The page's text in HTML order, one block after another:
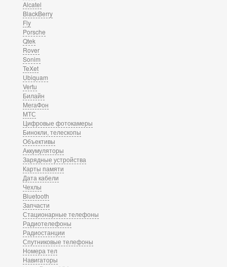
Alcatel
BlackBerry
Fly
Porsche
Qtek
Rover
Sonim
TeXet
Ubiquam
Vertu
Билайн
МегаФон
МТС
Цифровые фотокамеры
Бинокли, телескопы
Объективы
Аккумуляторы
Зарядные устройства
Карты памяти
Дата кабели
Чехлы
Bluetooth
Запчасти
Стационарные телефоны
Радиотелефоны
Радиостанции
Спутниковые телефоны
Номера тел
Навигаторы